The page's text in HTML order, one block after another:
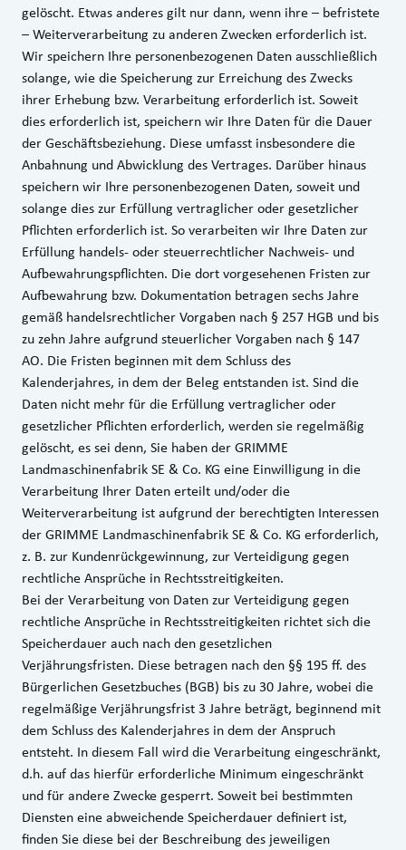
gelöscht. Etwas anderes gilt nur dann, wenn ihre – befristete
– Weiterverarbeitung zu anderen Zwecken erforderlich ist.
Wir speichern Ihre personenbezogenen Daten ausschließlich
solange, wie die Speicherung zur Erreichung des Zwecks
ihrer Erhebung bzw. Verarbeitung erforderlich ist. Soweit
dies erforderlich ist, speichern wir Ihre Daten für die Dauer
der Geschäftsbeziehung. Diese umfasst insbesondere die
Anbahnung und Abwicklung des Vertrages. Darüber hinaus
speichern wir Ihre personenbezogenen Daten, soweit und
solange dies zur Erfüllung vertraglicher oder gesetzlicher
Pflichten erforderlich ist. So verarbeiten wir Ihre Daten zur
Erfüllung handels- oder steuerrechtlicher Nachweis- und
Aufbewahrungspflichten. Die dort vorgesehenen Fristen zur
Aufbewahrung bzw. Dokumentation betragen sechs Jahre
gemäß handelsrechtlicher Vorgaben nach § 257 HGB und bis
zu zehn Jahre aufgrund steuerlicher Vorgaben nach § 147
AO. Die Fristen beginnen mit dem Schluss des
Kalenderjahres, in dem der Beleg entstanden ist. Sind die
Daten nicht mehr für die Erfüllung vertraglicher oder
gesetzlicher Pflichten erforderlich, werden sie regelmäßig
gelöscht, es sei denn, Sie haben der GRIMME
Landmaschinenfabrik SE & Co. KG eine Einwilligung in die
Verarbeitung Ihrer Daten erteilt und/oder die
Weiterverarbeitung ist aufgrund der berechtigten Interessen
der GRIMME Landmaschinenfabrik SE & Co. KG erforderlich,
z. B. zur Kundenrückgewinnung, zur Verteidigung gegen
rechtliche Ansprüche in Rechtsstreitigkeiten.
Bei der Verarbeitung von Daten zur Verteidigung gegen
rechtliche Ansprüche in Rechtsstreitigkeiten richtet sich die
Speicherdauer auch nach den gesetzlichen
Verjährungsfristen. Diese betragen nach den §§ 195 ff. des
Bürgerlichen Gesetzbuches (BGB) bis zu 30 Jahre, wobei die
regelmäßige Verjährungsfrist 3 Jahre beträgt, beginnend mit
dem Schluss des Kalenderjahres in dem der Anspruch
entsteht. In diesem Fall wird die Verarbeitung eingeschränkt,
d.h. auf das hierfür erforderliche Minimum eingeschränkt
und für andere Zwecke gesperrt. Soweit bei bestimmten
Diensten eine abweichende Speicherdauer definiert ist,
finden Sie diese bei der Beschreibung des jeweiligen